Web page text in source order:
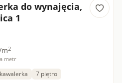
do wynajęcia,
1
m2
metr
kawalerka 7 piętro